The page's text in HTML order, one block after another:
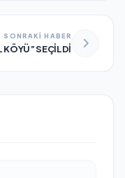
SONRAKİ HABER
KÖYÜ” SEÇİLDİ